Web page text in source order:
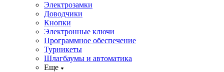
Электрозамки
Доводчики
Кнопки
Электронные ключи
Программное обеспечение
Турникеты
Шлагбаумы и автоматика
Еще